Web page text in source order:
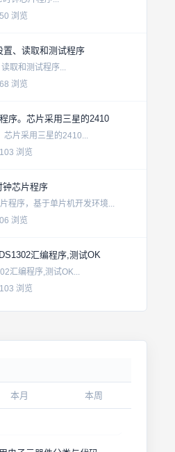
浏览
置、读取和测试程序
取和测试程序...
浏览
程序。芯片采用三星的2410
芯片采用三星的2410...
浏览
钟芯片程序
程序，基于单片机开发环境...
浏览
汇编程序,测试OK
汇编程序,测试OK...
浏览
本月 本周